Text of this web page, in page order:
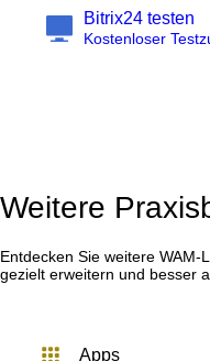
Bitrix24 testen
Kostenloser
Weitere
Entdecken Sie weitere
gezielt erweitern und besser
apps